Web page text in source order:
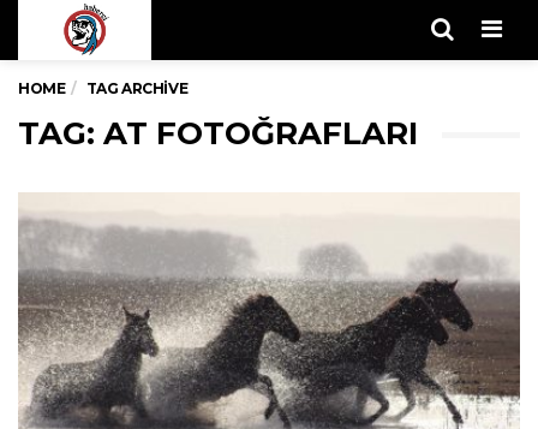
HOME TAG ARCHIVE
TAG: AT FOTOĞRAFLARI